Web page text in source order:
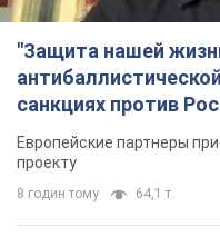
"Защита нашей
санкциях против
Видео
Европейские партнеры
проекту
8 годин тому 64,1 т.